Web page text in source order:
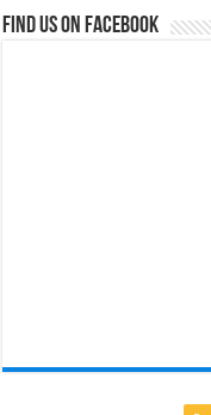
Find us on Facebook